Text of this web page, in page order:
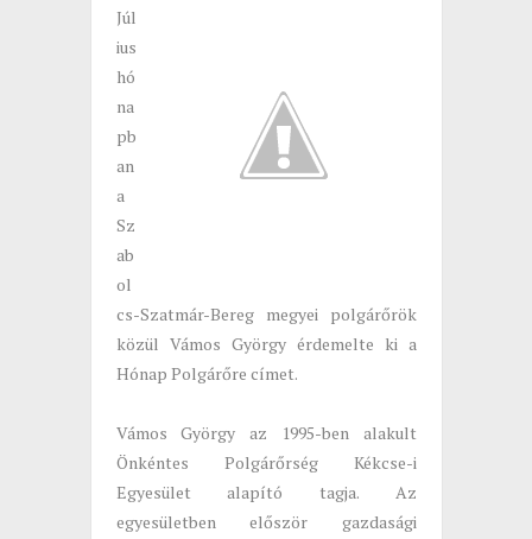
Júl
ius
hó
na
pb
an
a
Sz
ab
ol
cs-Szatmár-Bereg megyei polgárőrök
közül Vámos György érdemelte ki a
Hónap Polgárőre címet.
Vámos György az 1995-ben alakult
Önkéntes Polgárőrség Kékcse-i
Egyesület alapító tagja. Az
egyesületben először gazdasági